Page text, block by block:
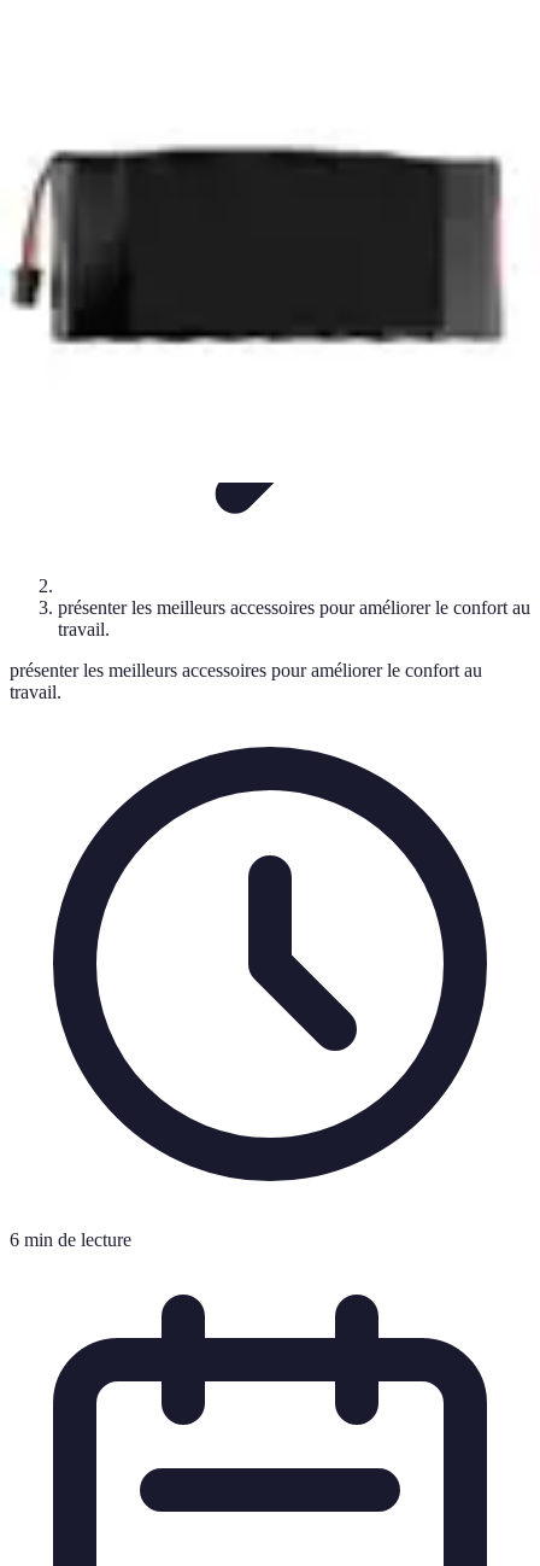
présenter les meilleurs accessoires pour améliorer le confort au
travail.
présenter les meilleurs accessoires pour améliorer le confort au
travail.
6 min de lecture